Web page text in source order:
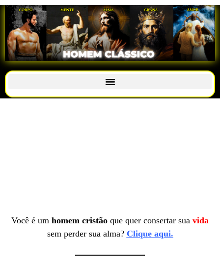
Você é um homem cristão que quer consertar sua vida
sem perder sua alma? Clique aqui.